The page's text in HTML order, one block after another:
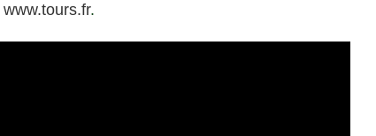
www.tours.fr.